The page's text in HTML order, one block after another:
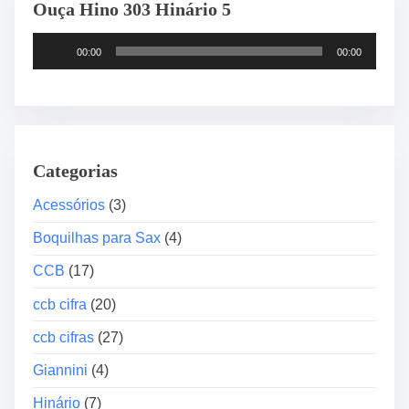
Ouça Hino 303 Hinário 5
r
d
á
u
i
00:00 00:00
Categorias
Acessórios (3)
Boquilhas para Sax (4)
CCB (17)
ccb cifra (20)
ccb cifras (27)
Giannini (4)
Hinário (7)